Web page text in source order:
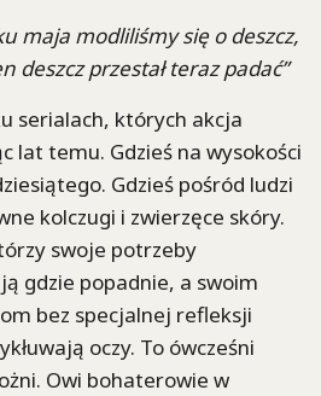
maja modliliśmy się o deszcz,
deszcz przestał teraz padać”
serialach, których akcja
lat temu. Gdzieś na wysokości
Gdzieś pośród ludzi
kolczugi i zwierzęce skóry.
swoje potrzeby
gdzie popadnie, a swoim
bez specjalnej refleksji
oczy. To ówcześni
Owi bohaterowie w